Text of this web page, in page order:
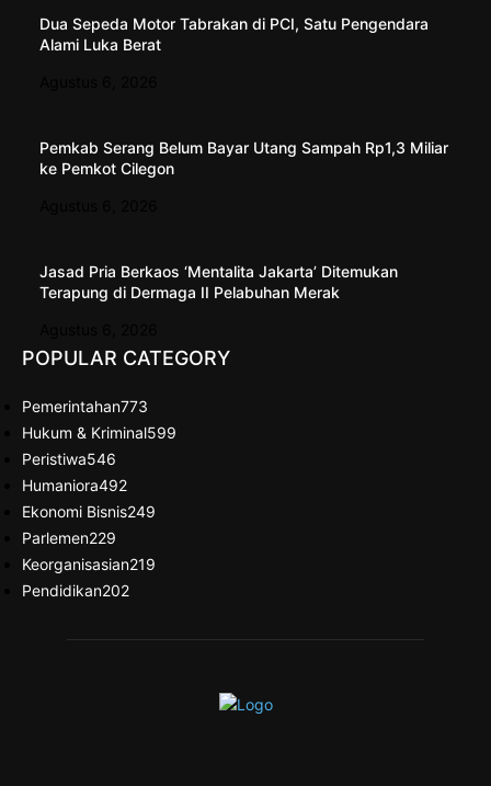
Dua Sepeda Motor Tabrakan di PCI, Satu Pengendara
Alami Luka Berat
Pemkab Serang Belum Bayar Utang Sampah Rp1,3 Miliar
ke Pemkot Cilegon
Jasad Pria Berkaos ‘Mentalita Jakarta’ Ditemukan
Terapung di Dermaga II Pelabuhan Merak
POPULAR CATEGORY
Pemerintahan773
Hukum & Kriminal599
Peristiwa546
Humaniora492
Ekonomi Bisnis249
Parlemen229
Keorganisasian219
Pendidikan202